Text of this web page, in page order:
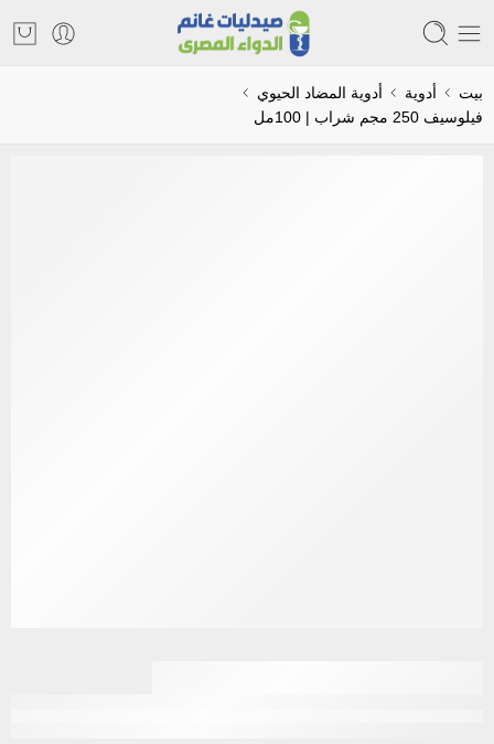
بيت أدوية
أدوية المضاد الحيوي
فيلوسيف 250 مجم شراب | 100مل